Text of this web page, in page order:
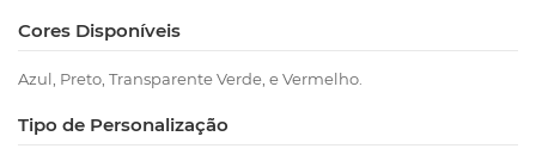
Cores Disponíveis
Azul, Preto, Transparente Verde, e Vermelho.
Tipo de Personalização